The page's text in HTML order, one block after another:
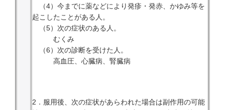
（4）今までに薬などにより発疹・発赤、かゆみ等を
起こしたことがある人。
（5）次の症状のある人。
むくみ
（6）次の診断を受けた人。
高血圧、心臓病、腎臓病
2．服用後、次の症状があらわれた場合は副作用の可能